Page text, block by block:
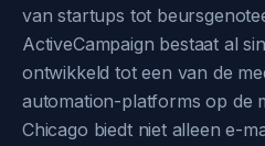
van startups tot
ActiveCampaign bestaat al
ontwikkeld tot een van de
automation-platforms op de
Chicago biedt niet alleen e-